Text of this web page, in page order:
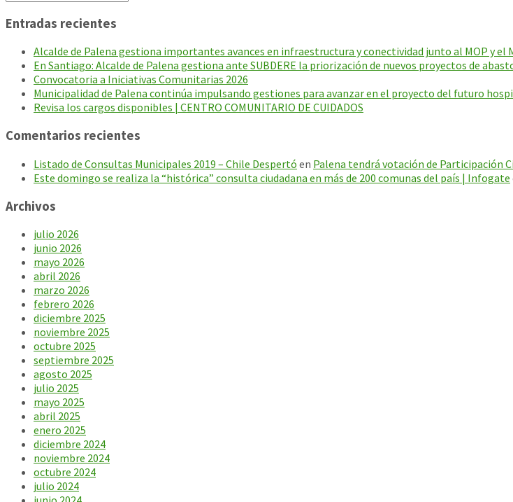
Entradas recientes
Alcalde de Palena gestiona importantes avances en infraestructura y conectividad junto al MOP y el
En Santiago: Alcalde de Palena gestiona ante SUBDERE la priorización de nuevos proyectos de
Convocatoria a Iniciativas Comunitarias 2026
Municipalidad de Palena continúa impulsando gestiones para avanzar en el proyecto del futuro
Revisa los cargos disponibles | CENTRO COMUNITARIO DE CUIDADOS
Comentarios recientes
Listado de Consultas Municipales 2019 – Chile Despertó en Palena tendrá votación de Participación
Este domingo se realiza la “histórica” consulta ciudadana en más de 200 comunas del país | Infogate
Archivos
julio 2026
junio 2026
mayo 2026
abril 2026
marzo 2026
febrero 2026
diciembre 2025
noviembre 2025
octubre 2025
septiembre 2025
agosto 2025
julio 2025
mayo 2025
abril 2025
enero 2025
diciembre 2024
noviembre 2024
octubre 2024
julio 2024